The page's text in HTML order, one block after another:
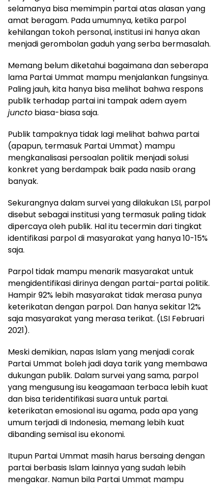
selamanya bisa memimpin partai atas alasan yang
amat beragam. Pada umumnya, ketika parpol
kehilangan tokoh personal, institusi ini hanya akan
menjadi gerombolan gaduh yang serba bermasalah.
Memang belum diketahui bagaimana dan seberapa
lama Partai Ummat mampu menjalankan fungsinya.
Paling jauh, kita hanya bisa melihat bahwa respons
publik terhadap partai ini tampak adem ayem
juncto biasa-biasa saja.
Publik tampaknya tidak lagi melihat bahwa partai
(apapun, termasuk Partai Ummat) mampu
mengkanalisasi persoalan politik menjadi solusi
konkret yang berdampak baik pada nasib orang
banyak.
Sekurangnya dalam survei yang dilakukan LSI, parpol
disebut sebagai institusi yang termasuk paling tidak
dipercaya oleh publik. Hal itu tecermin dari tingkat
identifikasi parpol di masyarakat yang hanya 10-15%
saja.
Parpol tidak mampu menarik masyarakat untuk
mengidentifikasi dirinya dengan partai-partai politik.
Hampir 92% lebih masyarakat tidak merasa punya
keterikatan dengan parpol. Dan hanya sekitar 12%
saja masyarakat yang merasa terikat. (LSI Februari
2021).
Meski demikian, napas Islam yang menjadi corak
Partai Ummat boleh jadi daya tarik yang membawa
dukungan publik. Dalam survei yang sama, parpol
yang mengusung isu keagamaan terbaca lebih kuat
dan bisa teridentifikasi suara untuk partai.
keterikatan emosional isu agama, pada apa yang
umum terjadi di Indonesia, memang lebih kuat
dibanding semisal isu ekonomi.
Itupun Partai Ummat masih harus bersaing dengan
partai berbasis Islam lainnya yang sudah lebih
mengakar. Namun bila Partai Ummat mampu